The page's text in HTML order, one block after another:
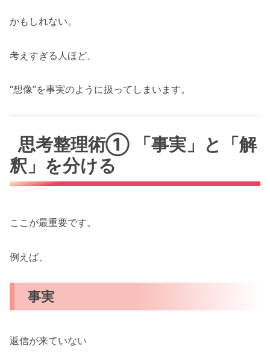
かもしれない。
考えすぎる人ほど、
“想像”を事実のように扱ってしまいます。
思考整理術① 「事実」と「解
釈」を分ける
ここが最重要です。
例えば、
事実
返信が来ていない